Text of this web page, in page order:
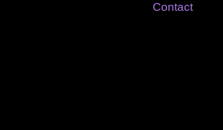
Contact